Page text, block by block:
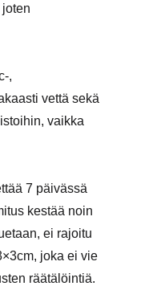
,
vettä sekä
vaikka
7 päivässä
kestää noin
ei rajoitu
joka ei vie
räätälöintiä.